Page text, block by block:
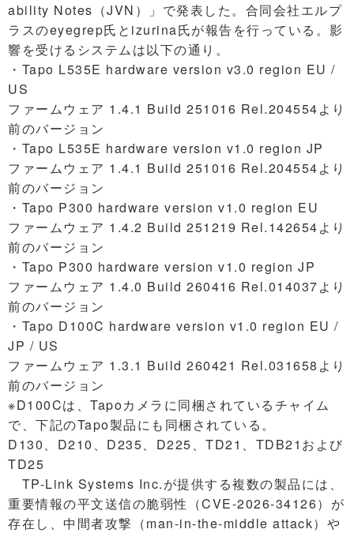
ability Notes（JVN）」で発表した。合同会社エルプ
ラスのeyegrep氏とizurina氏が報告を行っている。影
響を受けるシステムは以下の通り。
・Tapo L535E hardware version v3.0 region EU /
US
ファームウェア 1.4.1 Build 251016 Rel.204554より
前のバージョン
・Tapo L535E hardware version v1.0 region JP
ファームウェア 1.4.1 Build 251016 Rel.204554より
前のバージョン
・Tapo P300 hardware version v1.0 region EU
ファームウェア 1.4.2 Build 251219 Rel.142654より
前のバージョン
・Tapo P300 hardware version v1.0 region JP
ファームウェア 1.4.0 Build 260416 Rel.014037より
前のバージョン
・Tapo D100C hardware version v1.0 region EU /
JP / US
ファームウェア 1.3.1 Build 260421 Rel.031658より
前のバージョン
※D100Cは、Tapoカメラに同梱されているチャイム
で、下記のTapo製品にも同梱されている。
D130、D210、D235、D225、TD21、TDB21および
TD25
TP-Link Systems Inc.が提供する複数の製品には、
重要情報の平文送信の脆弱性（CVE-2026-34126）が
存在し、中間者攻撃（man-in-the-middle attack）や